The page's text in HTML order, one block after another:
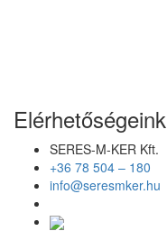
Elérhetőségeink
SERES-M-KER Kft.
+36 78 504 – 180
info@seresmker.hu